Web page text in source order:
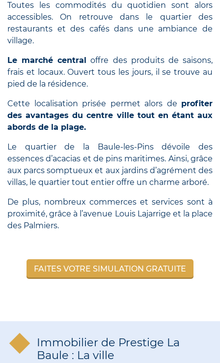
Toutes les commodités du quotidien sont alors
accessibles. On retrouve dans le quartier des
restaurants et des cafés dans une ambiance de
village.
Le marché central
offre des produits de saisons,
frais et locaux. Ouvert tous les jours, il se trouve au
pied de la résidence.
Cette localisation prisée permet alors de profiter
des avantages du centre ville tout en étant aux
abords de la plage.
Le quartier de la Baule-les-Pins dévoile des
essences d’acacias et de pins maritimes. Ainsi, grâce
aux parcs somptueux et aux jardins d’agrément des
villas, le quartier tout entier offre un charme arboré.
De plus, nombreux commerces et services sont à
proximité, grâce à l’avenue Louis Lajarrige et la place
des Palmiers.
FAITES VOTRE SIMULATION GRATUITE
Immobilier de Prestige La
Baule : La ville